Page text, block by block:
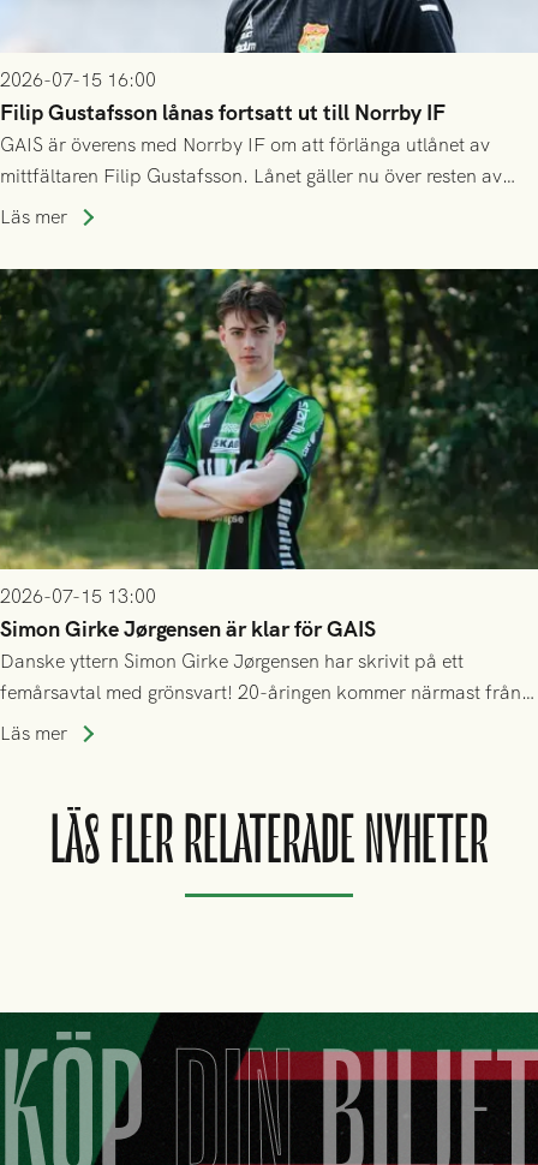
2026-07-15 16:00
Filip Gustafsson lånas fortsatt ut till Norrby IF
GAIS är överens med Norrby IF om att förlänga utlånet av
mittfältaren Filip Gustafsson. Lånet gäller nu över resten av
säsongen 2026.
Läs mer
2026-07-15 13:00
Simon Girke Jørgensen är klar för GAIS
Danske yttern Simon Girke Jørgensen har skrivit på ett
femårsavtal med grönsvart! 20-åringen kommer närmast från
spel i färöiska Skála IF.
Läs mer
LÄS FLER RELATERADE NYHETER